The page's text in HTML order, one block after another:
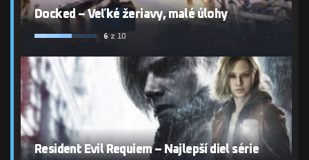
Docked – Veľké žeriavy, malé úlohy
6 z 10
Resident Evil Requiem – Najlepší diel série